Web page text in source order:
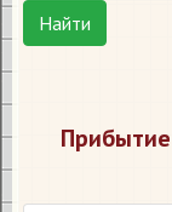
Найти
Прибытие